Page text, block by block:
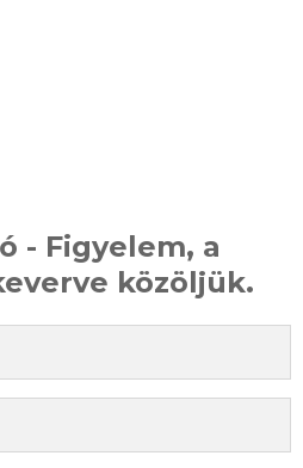
- Figyelem, a
közöljük.